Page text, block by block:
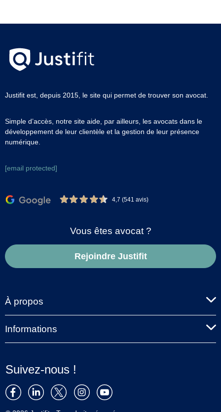
Justifit est, depuis 2015, le site qui permet de trouver son avocat.
Simple d’accès, notre site aide, par ailleurs, les avocats dans le
développement de leur clientèle et la gestion de leur présence
numérique.
[email protected]
4,7 (541 avis)
Vous êtes avocat ?
Rejoindre Justifit
À propos
Informations
Suivez-nous !